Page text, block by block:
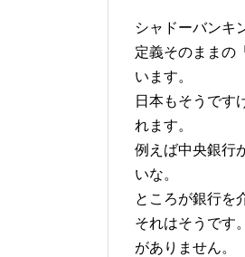
シャドーバンキ
定義そのままの
います。
日本もそうです
れます。
例えば中央銀行
いな。
ところが銀行を
それはそうです
がありません。